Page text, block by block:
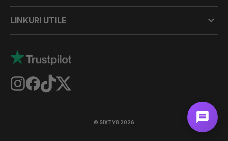
LINKURI UTILE 
© SIXTY8 2026